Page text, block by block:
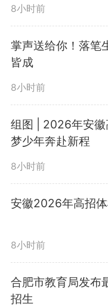
在前进的
陡坡，有平
有弯路。在
大危机时，保
失，是最终
关键。2026
作文就从此
对个体生命
家、民族历
8小时前
掌声送给你！落笔
皆成
8小时前
组图 | 2026年安徽
梦少年奔赴新程
8小时前
安徽2026年高招
8小时前
合肥市教育局发布
招生